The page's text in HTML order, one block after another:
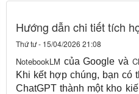
Hướng dẫn chi tiết tích
Thứ tư - 15/04/2026 21:08
NotebookLM của Google và
Khi kết hợp chúng, bạn có
ChatGPT thành một kho